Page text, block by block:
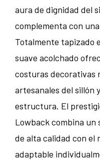
aura de dignidad del
complementa con
Totalmente tapizado
suave acolchado
costuras decorativas
artesanales del sillón
estructura. El
Lowback combina un
de alta calidad con el
adaptable